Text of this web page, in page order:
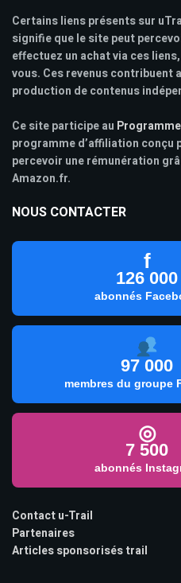
Certains liens présents sur
signifie que le site peut
effectuez un achat via ces
vous. Ces revenus contribuent
production de contenus
Ce site participe au
programme d’affiliation conçu
percevoir une rémunération
Amazon.fr.
NOUS CONTACTER
f
126 000
abonnés
97 000
membres du groupe
◎
7 500
abonnés
Contact u-Trail
Partenaires
Articles sponsorisés trail